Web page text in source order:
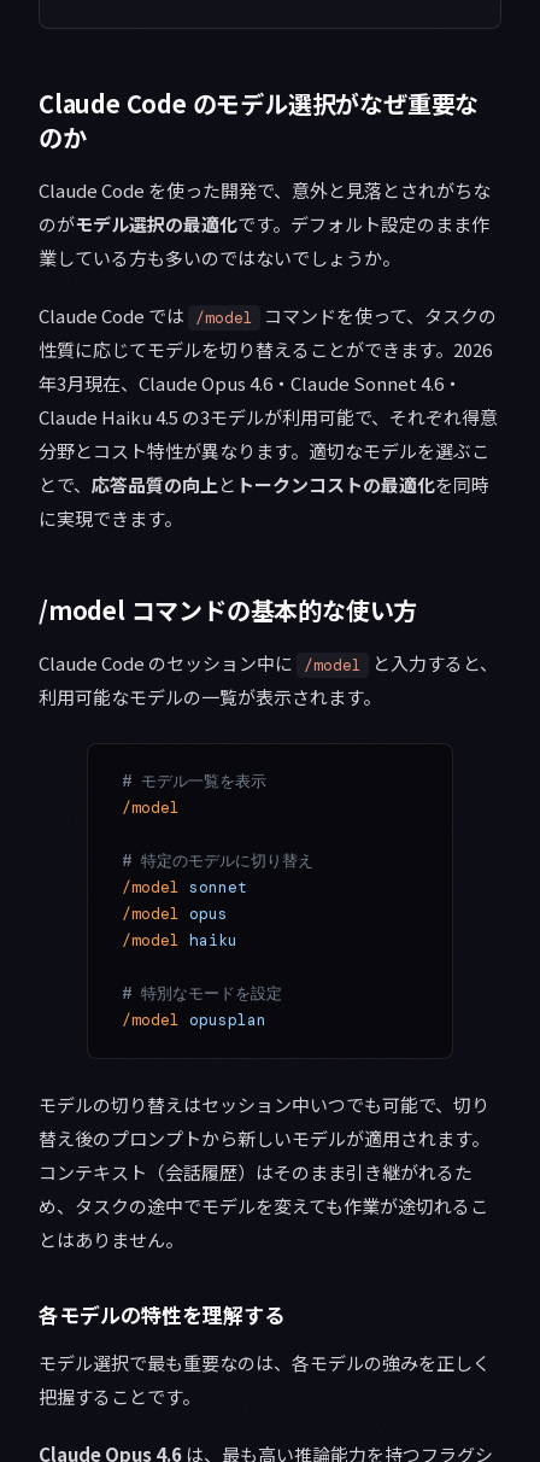
Claude Code のモデル選択がなぜ重要な
のか
Claude Code を使った開発で、意外と見落とされがちな
のがモデル選択の最適化です。デフォルト設定のまま作
業している方も多いのではないでしょうか。
Claude Code では /model
コマンドを使って、タスクの
性質に応じてモデルを切り替えることができます。2026
年3月現在、Claude Opus 4.6・Claude Sonnet 4.6・
Claude Haiku 4.5 の3モデルが利用可能で、それぞれ得意
分野とコスト特性が異なります。適切なモデルを選ぶこ
とで、 応答品質の向上と トークンコストの最適化を同時
に実現できます。
/model コマンドの基本的な使い方
Claude Code のセッション中に /model
と入力すると、
利用可能なモデルの一覧が表示されます。
# モデル一覧を表示
/model
# 特定のモデルに切り替え
/model sonnet
/model opus
/model haiku
# 特別なモードを設定
/model opusplan
モデルの切り替えはセッション中いつでも可能で、切り
替え後のプロンプトから新しいモデルが適用されます。
コンテキスト（会話履歴）はそのまま引き継がれるた
め、タスクの途中でモデルを変えても作業が途切れるこ
とはありません。
各モデルの特性を理解する
モデル選択で最も重要なのは、各モデルの強みを正しく
把握することです。
Claude Opus 4.6 は、最も高い推論能力を持つフラグシ